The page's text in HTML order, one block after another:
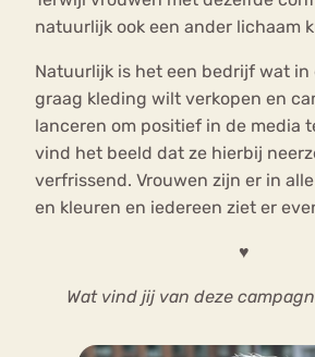
natuurlijk ook een ander lichaam
Natuurlijk is het een bedrijf wat in
graag kleding wilt verkopen en
lanceren om positief in de media
vind het beeld dat ze hierbij
verfrissend. Vrouwen zijn er in
en kleuren en iedereen ziet er
♥
Wat vind jij van deze